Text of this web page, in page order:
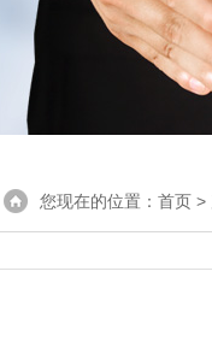
您现在的位置： 首页 >